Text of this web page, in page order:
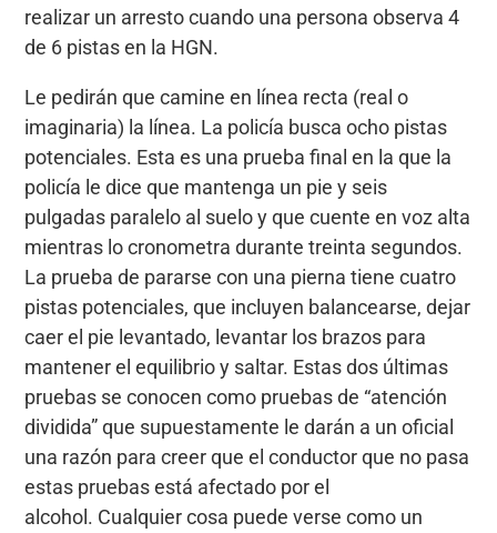
realizar un arresto cuando una persona observa 4
de 6 pistas en la HGN.
Le pedirán que camine en línea recta (real o
imaginaria) la línea. La policía busca ocho pistas
potenciales. Esta es una prueba final en la que la
policía le dice que mantenga un pie y seis
pulgadas paralelo al suelo y que cuente en voz alta
mientras lo cronometra durante treinta segundos.
La prueba de pararse con una pierna tiene cuatro
pistas potenciales, que incluyen balancearse, dejar
caer el pie levantado, levantar los brazos para
mantener el equilibrio y saltar. Estas dos últimas
pruebas se conocen como pruebas de “atención
dividida” que supuestamente le darán a un oficial
una razón para creer que el conductor que no pasa
estas pruebas está afectado por el
alcohol. Cualquier cosa puede verse como un